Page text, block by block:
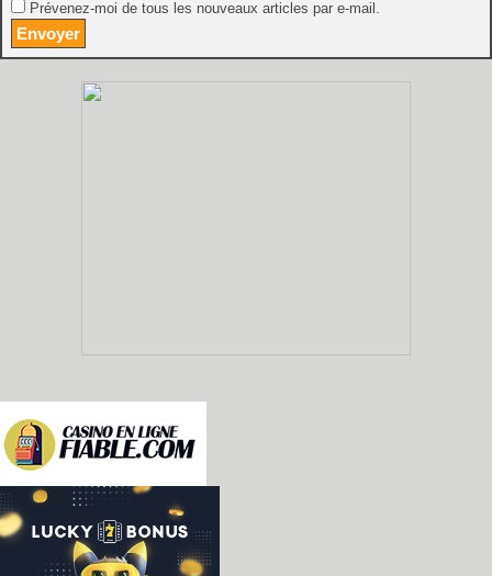
Prévenez-moi de tous les nouveaux articles par e-mail.